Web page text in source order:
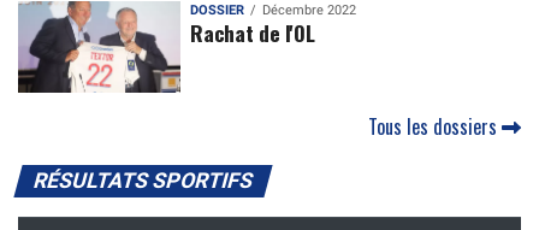
DOSSIER Décembre 2022
Rachat de l'OL
Tous les dossiers
RÉSULTATS SPORTIFS